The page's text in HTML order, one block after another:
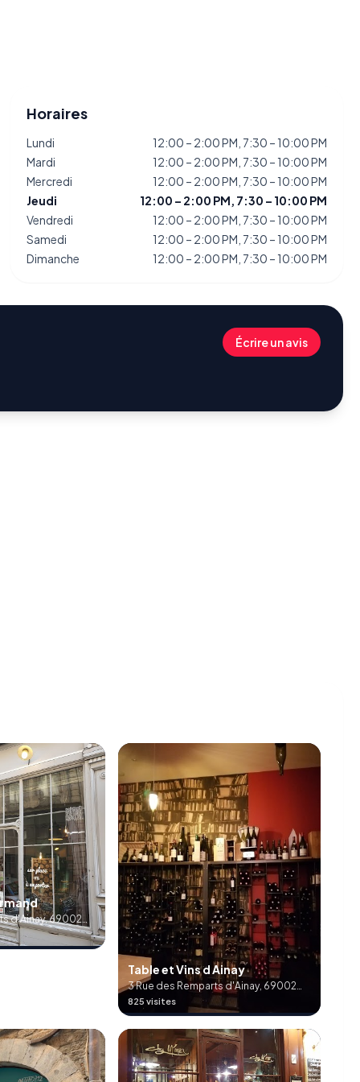
Horaires
Lundi
12:00 – 2:00 PM, 7:30 – 10:00 PM
Mardi
12:00 – 2:00 PM, 7:30 – 10:00 PM
Mercredi
12:00 – 2:00 PM, 7:30 – 10:00 PM
Jeudi
12:00 – 2:00 PM, 7:30 – 10:00 PM
Vendredi
12:00 – 2:00 PM, 7:30 – 10:00 PM
Samedi
12:00 – 2:00 PM, 7:30 – 10:00 PM
Dimanche
12:00 – 2:00 PM, 7:30 – 10:00 PM
Écrire un avis
d'Ainay, 69002
Table et Vins d Ainay
3 Rue des Remparts d'Ainay, 69002
Lyon, France
825 visites